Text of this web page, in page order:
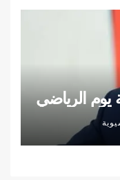
يوم الرياضي